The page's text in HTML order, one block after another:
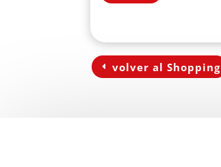
volver al Shopping